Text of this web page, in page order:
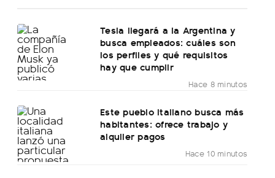
Tesla llegará a la Argentina y
busca empleados: cuáles son
los perfiles y qué requisitos
hay que cumplir
Hace 8 minutos
Este pueblo italiano busca más
habitantes: ofrece trabajo y
alquiler pagos
Hace 10 minutos